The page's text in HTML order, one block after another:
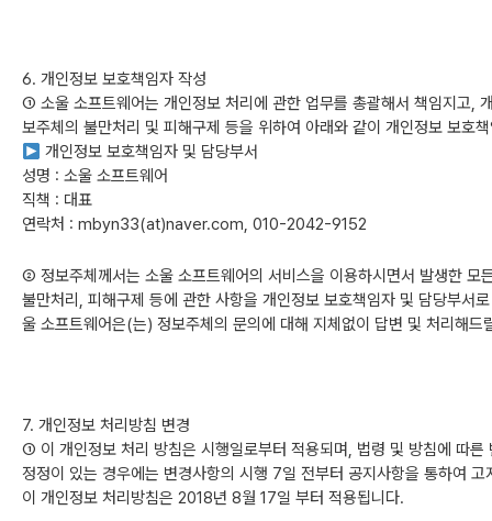
6. 개인정보 보호책임자 작성
① 소울 소프트웨어는 개인정보 처리에 관한 업무를 총괄해서 책임지고,
보주체의 불만처리 및 피해구제 등을 위하여 아래와 같이 개인정보 보호
개인정보 보호책임자 및 담당부서
성명 : 소울 소프트웨어
직책 : 대표
연락처 : mbyn33(at)naver.com, 010-2042-9152
② 정보주체께서는 소울 소프트웨어의 서비스을 이용하시면서 발생한 모
불만처리, 피해구제 등에 관한 사항을 개인정보 보호책임자 및 담당부서
울 소프트웨어은(는) 정보주체의 문의에 대해 지체없이 답변 및 처리해드
7. 개인정보 처리방침 변경
① 이 개인정보 처리 방침은 시행일로부터 적용되며, 법령 및 방침에 따른
정정이 있는 경우에는 변경사항의 시행 7일 전부터 공지사항을 통하여 고
이 개인정보 처리방침은 2018년 8월 17일 부터 적용됩니다.